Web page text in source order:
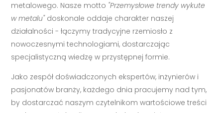
metalowego. Nasze motto "Przemysłowe trendy wykute
w metalu"doskonale oddaje charakter naszej
działalności - łączymy tradycyjne rzemiosło z
nowoczesnymi technologiami, dostarczając
specjalistyczną wiedzę w przystępnej formie.
Jako zespół doświadczonych ekspertów, inżynierów i
pasjonatów branży, każdego dnia pracujemy nad tym,
by dostarczać naszym czytelnikom wartościowe treści